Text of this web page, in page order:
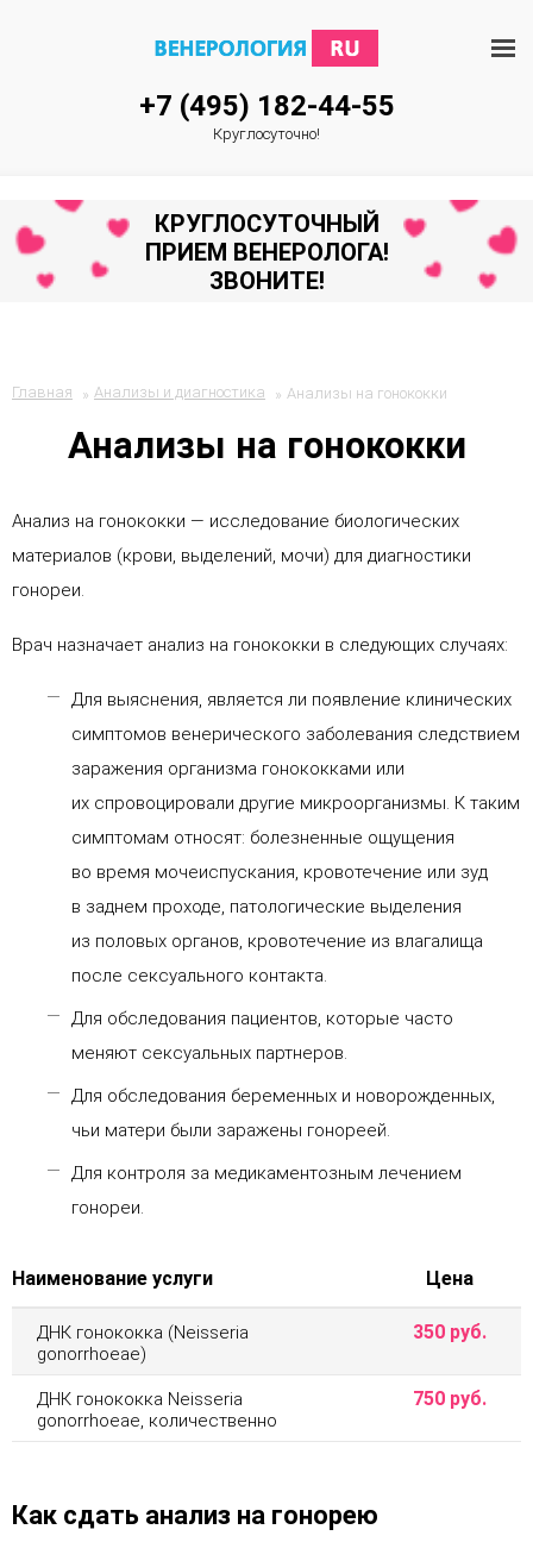
+7 (495) 182-44-55
Круглосуточно!
КРУГЛОСУТОЧНЫЙ
ПРИЕМ ВЕНЕРОЛОГА!
ЗВОНИТЕ!
Главная Анализы и диагностика Анализы на гонококки
Анализы на гонококки
Анализ на гонококки — исследование биологических
материалов (крови, выделений, мочи) для диагностики
гонореи.
Врач назначает анализ на гонококки в следующих случаях:
Для выяснения, является ли появление клинических
симптомов венерического заболевания следствием
заражения организма гонококками или
их спровоцировали другие микроорганизмы. К таким
симптомам относят: болезненные ощущения
во время мочеиспускания, кровотечение или зуд
в заднем проходе, патологические выделения
из половых органов, кровотечение из влагалища
после сексуального контакта.
Для обследования пациентов, которые часто
меняют сексуальных партнеров.
Для обследования беременных и новорожденных,
чьи матери были заражены гонореей.
Для контроля за медикаментозным лечением
гонореи.
Наименование услуги Цена
ДНК гонококка (Neisseria
gonorrhoeae)
350 руб.
ДНК гонококка Neisseria
gonorrhoeae, количественно
750 руб.
Как сдать анализ на гонорею